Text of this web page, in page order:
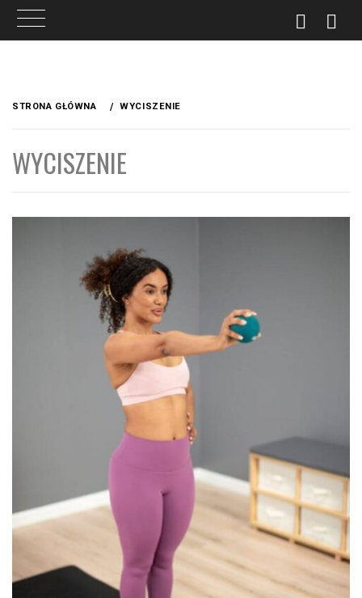
STRONA GŁÓWNA WYCISZENIE
WYCISZENIE